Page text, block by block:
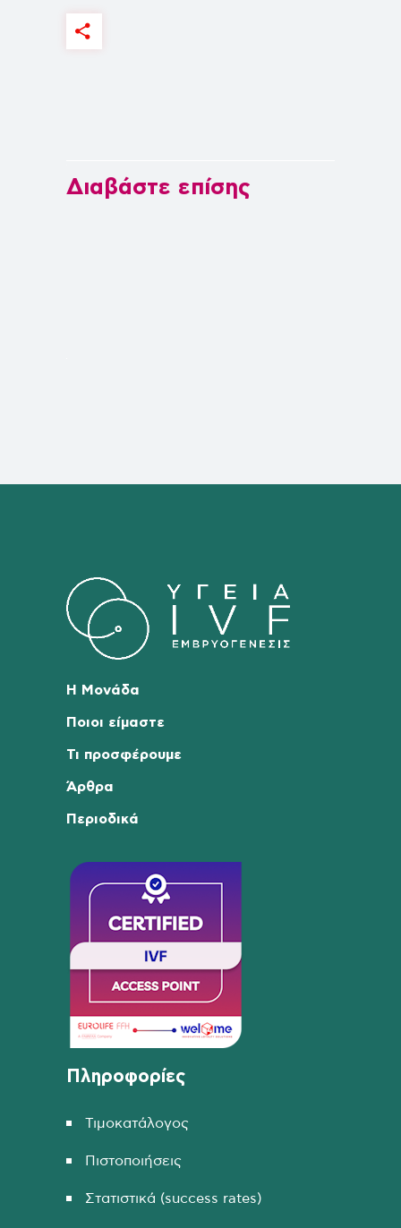
Διαβάστε επίσης
Η Μονάδα
Ποιοι είμαστε
Τι προσφέρουμε
Άρθρα
Περιοδικά
Πληροφορίες
Τιμοκατάλογος
Πιστοποιήσεις
Στατιστικά (success rates)